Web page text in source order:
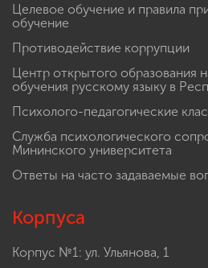
Целевое обучение и правила
обучение
Противодействие коррупции
Центр открытого образования
обучения русскому языку в
Психолого-педагогические
Служба психологического
Мининского университета
Ответы на часто задаваемые
Корпуса
Корпус №1: ул. Ульянова, 1